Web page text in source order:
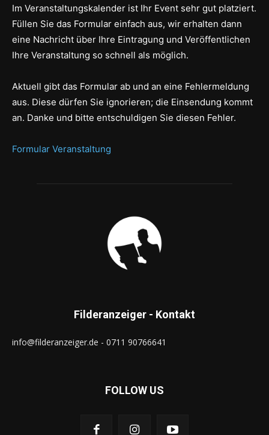
Im Veranstaltungskalender ist Ihr Event sehr gut platziert.
Füllen Sie das Formular einfach aus, wir erhalten dann
eine Nachricht über Ihre Eintragung und Veröffentlichen
Ihre Veranstaltung so schnell als möglich.
Aktuell gibt das Formular ab und an eine Fehlermeldung
aus. Diese dürfen Sie ignorieren; die Einsendung kommt
an. Danke und bitte entschuldigen Sie diesen Fehler.
Formular Veranstaltung
Filderanzeiger - Kontakt
info@filderanzeiger.de - 0711 90766641
FOLLOW US